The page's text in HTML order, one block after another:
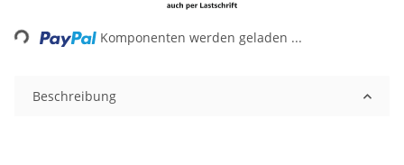
Komponenten werden geladen ...
Beschreibung